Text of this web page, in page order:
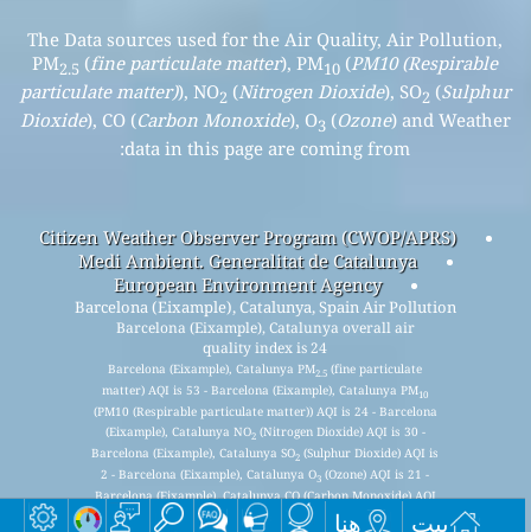
بيت هنا
The Data sources used for the Air Quality, Air Pollution,
PM2.5(fine particulate matter), PM10(PM10 (Respirable
particulate matter)), NO2 (Nitrogen Dioxide), SO2 (Sulphur
Dioxide), CO (Carbon Monoxide), O3 (Ozone ) and Weather
data in this page are coming from:
Citizen Weather Observer Program (CWOP/APRS)
Medi Ambient. Generalitat de Catalunya
European Environment Agency
Barcelona (Eixample), Catalunya, Spain Air Pollution
Barcelona (Eixample), Catalunya overall air
quality index is 24
Barcelona (Eixample), Catalunya PM2.5(fine particulate
matter) AQI is 53 - Barcelona (Eixample), Catalunya PM10
(PM10 (Respirable particulate matter)) AQI is 24 - Barcelona
(Eixample), Catalunya NO 2(Nitrogen Dioxide) AQI is 30 -
Barcelona (Eixample), Catalunya SO 2(Sulphur Dioxide) AQI is
2 - Barcelona (Eixample), Catalunya O 3(Ozone) AQI is 21 -
Barcelona (Eixample), Catalunya CO (Carbon Monoxide) AQI
is 0 -